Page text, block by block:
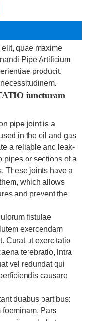
quae maxime
Pipe Artificium
producit.
iuncturam
pipe joint is a
in the oil and gas
a reliable and leak-
pipes or sections of a
These joints have a
which allows
and prevent the
fistulae
exercendam
Curat ut exercitatio
terebratio, intra
vel redundat qui
causare
duabus partibus:
foeminam. Pars